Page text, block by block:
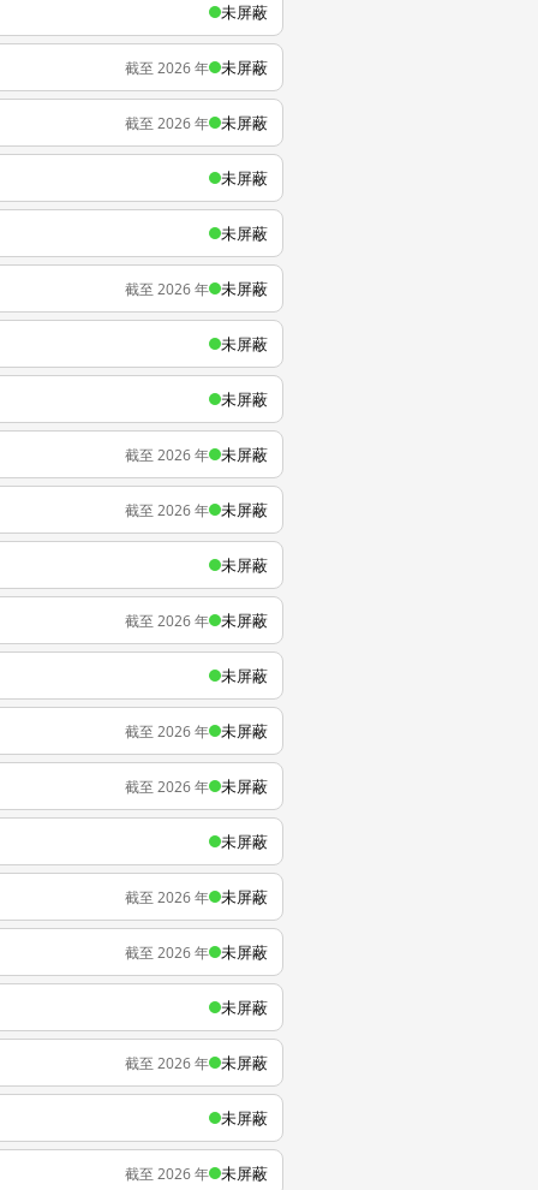
未屏蔽
截至 2026 年 未屏蔽
截至 2026 年 未屏蔽
未屏蔽
未屏蔽
截至 2026 年 未屏蔽
未屏蔽
未屏蔽
截至 2026 年 未屏蔽
截至 2026 年 未屏蔽
未屏蔽
截至 2026 年 未屏蔽
未屏蔽
截至 2026 年 未屏蔽
截至 2026 年 未屏蔽
未屏蔽
截至 2026 年 未屏蔽
截至 2026 年 未屏蔽
未屏蔽
截至 2026 年 未屏蔽
未屏蔽
截至 2026 年 未屏蔽